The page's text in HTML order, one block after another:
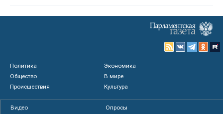
Политика
Экономика
Общество
В мире
Происшествия
Культура
Видео
Опросы